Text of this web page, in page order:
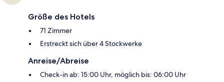
Größe des Hotels
71 Zimmer
Erstreckt sich über 4 Stockwerke
Anreise/Abreise
Check-in ab: 15:00 Uhr, möglich bis: 06:00 Uhr